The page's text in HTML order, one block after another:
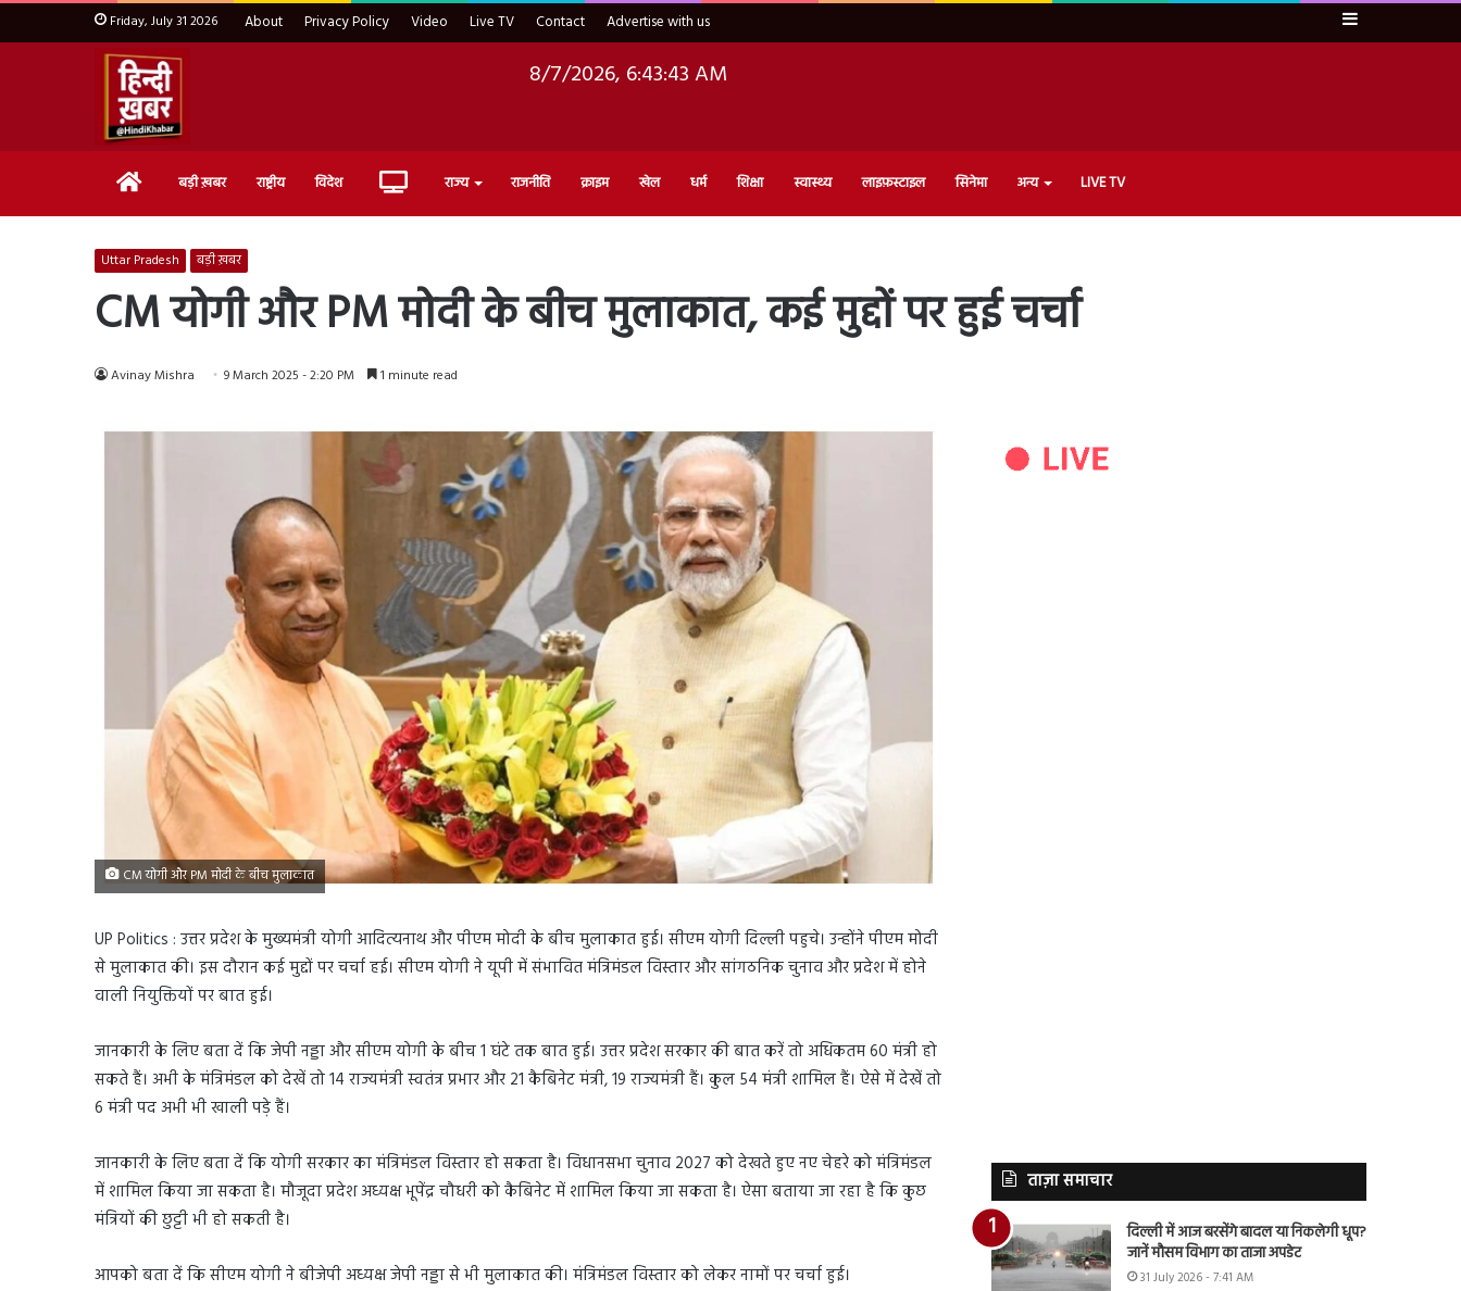
Friday, July 31 2026 About Privacy Policy Video Live TV Contact Advertise with us Sidebar
8/7/2026, 6:43:45 AM
Home बड़ी ख़बर राष्ट्रीय विदेश Live राज्य राजनीति क्राइम खेल धर्म शिक्षा स्वास्थ्य लाइफ़स्टाइल सिनेमा अन्य LIVE TV
Uttar Pradesh बड़ी ख़बर
CM योगी और PM मोदी के बीच मुलाकात, कई मुद्दों पर हुई चर्चा
Avinay Mishra 9 March 2025 - 2:20 PM 1 minute read
CM योगी और PM मोदी के बीच मुलाकात
UP Politics : उत्तर प्रदेश के मुख्यमंत्री योगी आदित्यनाथ और पीएम मोदी के बीच मुलाकात हुई। सीएम योगी दिल्ली पहुचे। उन्होंने पीएम मोदी
से मुलाकात की। इस दौरान कई मुद्दों पर चर्चा हई। सीएम योगी ने यूपी में संभावित मंत्रिमंडल विस्तार और सांगठनिक चुनाव और प्रदेश में होने
वाली नियुक्तियों पर बात हुई।
जानकारी के लिए बता दें कि जेपी नड्डा और सीएम योगी के बीच 1 घंटे तक बात हुई। उत्तर प्रदेश सरकार की बात करें तो अधिकतम 60 मंत्री हो
सकते हैं। अभी के मंत्रिमंडल को देखें तो 14 राज्यमंत्री स्वतंत्र प्रभार और 21 कैबिनेट मंत्री, 19 राज्यमंत्री हैं। कुल 54 मंत्री शामिल हैं। ऐसे में देखें तो
6 मंत्री पद अभी भी खाली पड़े हैं।
जानकारी के लिए बता दें कि योगी सरकार का मंत्रिमंडल विस्तार हो सकता है। विधानसभा चुनाव 2027 को देखते हुए नए चेहरे को मंत्रिमंडल
में शामिल किया जा सकता है। मौजूदा प्रदेश अध्यक्ष भूपेंद्र चौधरी को कैबिनेट में शामिल किया जा सकता है। ऐसा बताया जा रहा है कि कुछ
मंत्रियों की छुट्टी भी हो सकती है।
आपको बता दें कि सीएम योगी ने बीजेपी अध्यक्ष जेपी नड्डा से भी मुलाकात की। मंत्रिमंडल विस्तार को लेकर नामों पर चर्चा हुई।
ताज़ा समाचार
दिल्ली में आज बरसेंगे बादल या निकलेगी धूप?
जानें मौसम विभाग का ताजा अपडेट
31 July 2026 - 7:41 AM